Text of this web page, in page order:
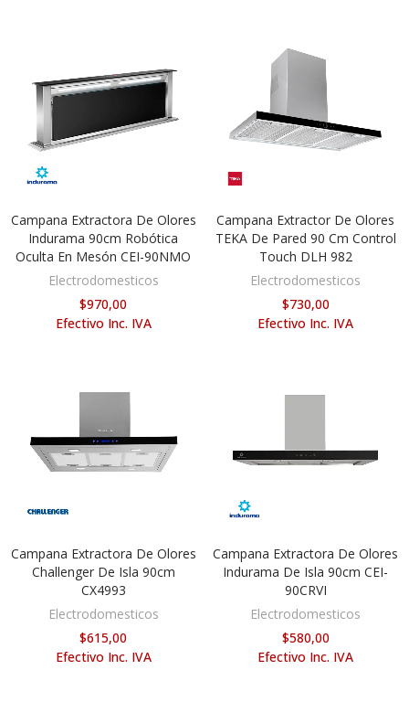
AÑADIR AL CARRITO
Campana Extractora De Olores
Indurama 90cm Robótica
Oculta En Mesón CEI-90NMO
Electrodomesticos
$970,00
Efectivo Inc. IVA
AÑADIR AL CARRITO
Campana Extractor De Olores
TEKA De Pared 90 Cm Control
Touch DLH 982
Electrodomesticos
$730,00
Efectivo Inc. IVA
AÑADIR AL CARRITO
Campana Extractora De Olores
Challenger De Isla 90cm
CX4993
Electrodomesticos
$615,00
Efectivo Inc. IVA
AÑADIR AL CARRITO
Campana Extractora De Olores
Indurama De Isla 90cm CEI-
90CRVI
Electrodomesticos
$580,00
Efectivo Inc. IVA